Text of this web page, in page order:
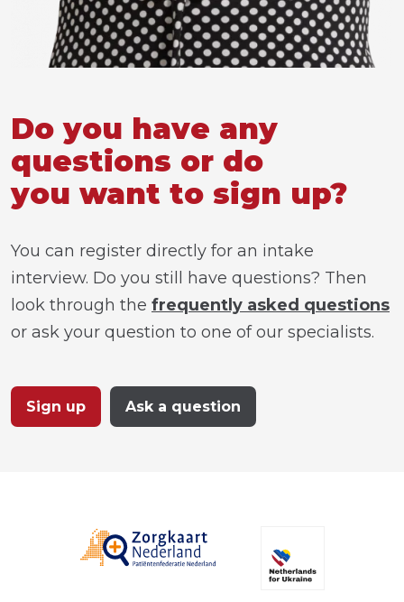
Do you have any
questions or do
you want to sign up?
You can register directly for an intake
interview. Do you still have questions? Then
look through the frequently asked questions
or ask your question to one of our specialists.
Sign up Ask a question